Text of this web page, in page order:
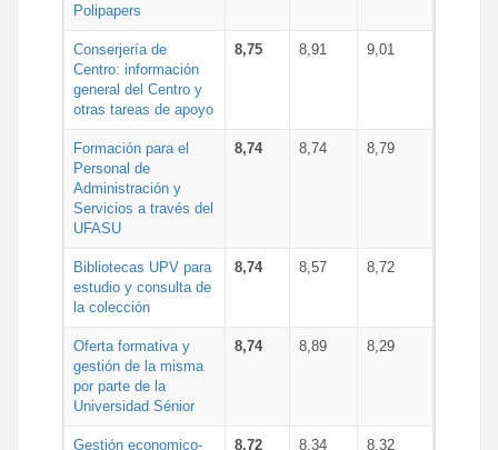
Polipapers
Conserjería de
Centro: información
general del Centro y
otras tareas de apoyo
8,75 8,91 9,01
Formación para el
Personal de
Administración y
Servicios a través del
UFASU
8,74 8,74 8,79
Bibliotecas UPV para
estudio y consulta de
la colección
8,74 8,57 8,72
Oferta formativa y
gestión de la misma
por parte de la
Universidad Sénior
8,74 8,89 8,29
Gestión economico- 8,72 8,34 8,32